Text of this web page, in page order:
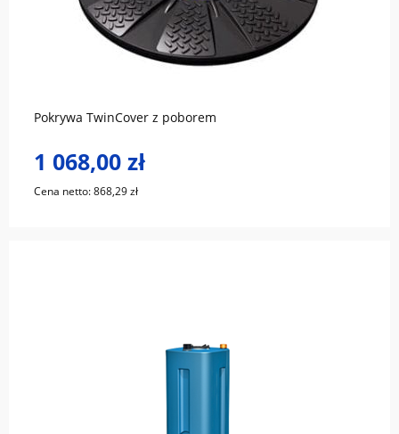
Pokrywa TwinCover z poborem
1 068,00 zł
Cena netto:868,29 zł
do koszyka